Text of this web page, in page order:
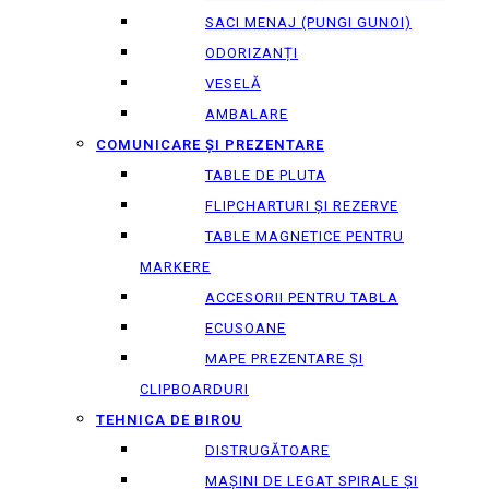
SACI MENAJ (PUNGI GUNOI)
ODORIZANȚI
VESELĂ
AMBALARE
COMUNICARE ȘI PREZENTARE
TABLE DE PLUTA
FLIPCHARTURI ȘI REZERVE
TABLE MAGNETICE PENTRU
MARKERE
ACCESORII PENTRU TABLA
ECUSOANE
MAPE PREZENTARE ȘI
CLIPBOARDURI
TEHNICA DE BIROU
DISTRUGĂTOARE
MAȘINI DE LEGAT SPIRALE ȘI